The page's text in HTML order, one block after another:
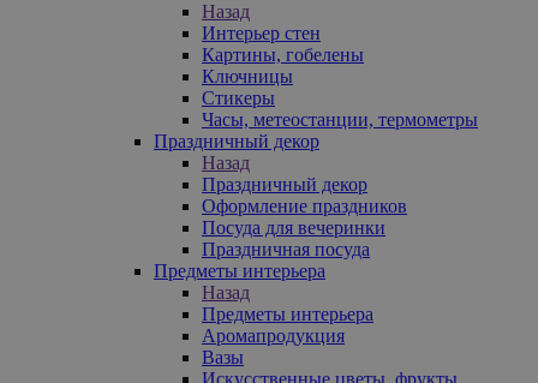
Назад
Интерьер стен
Картины, гобелены
Ключницы
Стикеры
Часы, метеостанции, термометры
Праздничный декор
Назад
Праздничный декор
Оформление праздников
Посуда для вечеринки
Праздничная посуда
Предметы интерьера
Назад
Предметы интерьера
Аромапродукция
Вазы
Искусственные цветы, фрукты